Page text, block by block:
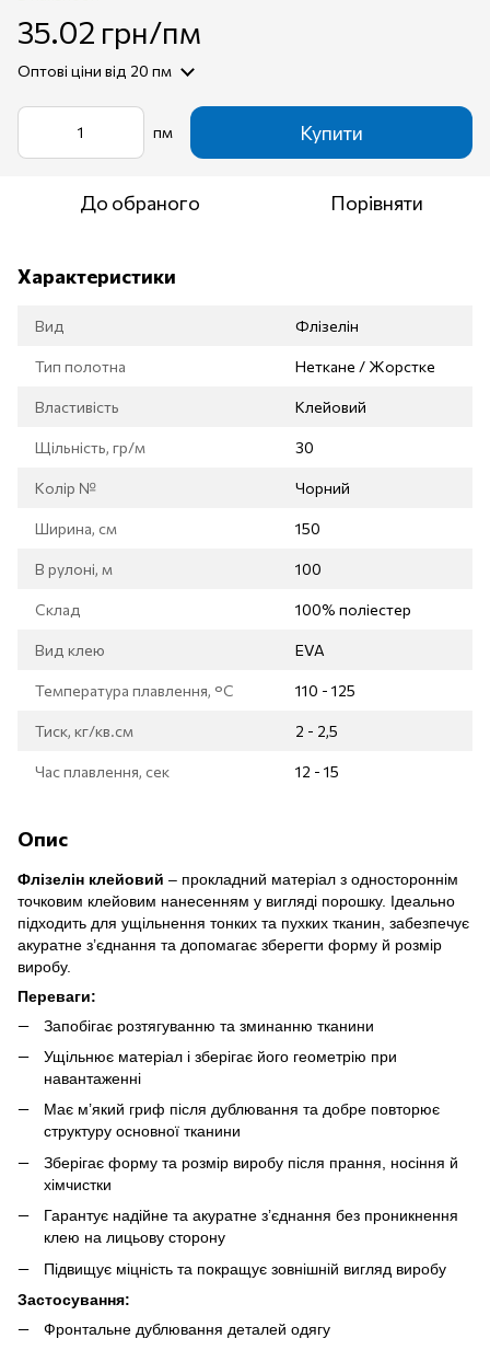
35.02 грн/пм
Оптові ціни від 20 пм
пм Купити
До обраного Порівняти
Характеристики
Вид Флізелін
Тип полотна Неткане / Жорстке
Властивість Клейовий
Щільність, гр/м 30
Колір № Чорний
Ширина, см 150
В рулоні, м 100
Склад 100% поліестер
Вид клею EVA
Температура плавлення, °C 110 - 125
Тиск, кг/кв.см 2 - 2,5
Час плавлення, сек 12 - 15
Опис
Флізелін клейовий – прокладний матеріал з одностороннім
точковим клейовим нанесенням у вигляді порошку. Ідеально
підходить для ущільнення тонких та пухких тканин, забезпечує
акуратне з’єднання та допомагає зберегти форму й розмір
виробу.
Переваги:
Запобігає розтягуванню та зминанню тканини
Ущільнює матеріал і зберігає його геометрію при
навантаженні
Має м’який гриф після дублювання та добре повторює
структуру основної тканини
Зберігає форму та розмір виробу після прання, носіння й
хімчистки
Гарантує надійне та акуратне з’єднання без проникнення
клею на лицьову сторону
Підвищує міцність та покращує зовнішній вигляд виробу
Застосування:
Фронтальне дублювання деталей одягу